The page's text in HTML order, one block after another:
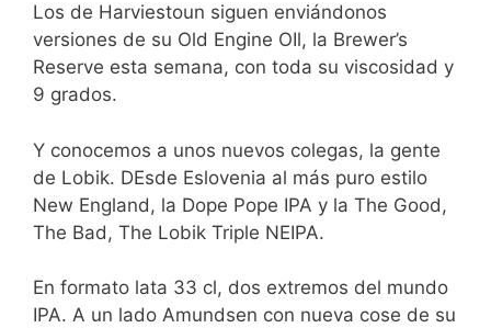
Los de Harviestoun siguen enviándonos
versiones de su Old Engine OIl, la Brewer’s
Reserve esta semana, con toda su viscosidad y
9 grados.
Y conocemos a unos nuevos colegas, la gente
de Lobik. DEsde Eslovenia al más puro estilo
New England, la Dope Pope IPA y la The Good,
The Bad, The Lobik Triple NEIPA.
En formato lata 33 cl, dos extremos del mundo
IPA. A un lado Amundsen con nueva cose de su